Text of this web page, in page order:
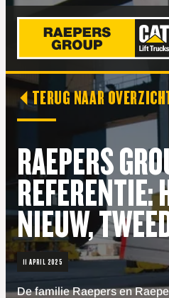
TERUG NAAR
RAEPERS
REFERENTIE:
NIEUW,
11 APRIL 2025
De familie Raepers en